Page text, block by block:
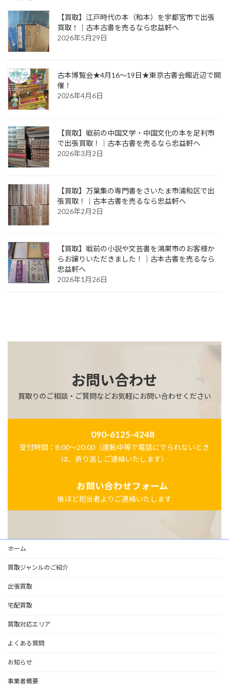
【買取】江戸時代の本（和本）を宇都宮市で出張
買取！｜古本古書を売るなら忠益軒へ
2026年5月29日
古本博覧会★4月16～19日★東京古書会館近辺で開
催！
2026年4月6日
【買取】戦前の中国文学・中国文化の本を足利市
で出張買取！｜古本古書を売るなら忠益軒へ
2026年3月2日
【買取】万葉集の専門書をさいたま市浦和区で出
張買取！｜古本古書を売るなら忠益軒へ
2026年2月2日
【買取】戦前の小説や文芸書を鴻巣市のお客様か
らお譲りいただきました！｜古本古書を売るなら
忠益軒へ
2026年1月26日
お問い合わせ
買取りのご相談・ご質問などお気軽にお問い合わせください
090-6125-4248
受付時間：8:00～20:00（運転中等で電話にでられないとき
は、折り返しご連絡いたします）
お問い合わせフォーム
後ほど担当者よりご連絡いたします
ホーム
買取ジャンルのご紹介
出張買取
宅配買取
買取対応エリア
よくある質問
お知らせ
事業者概要